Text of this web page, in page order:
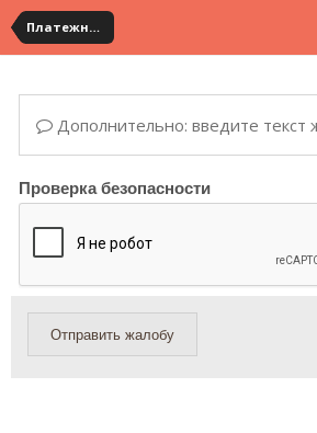
Платежная система ALIPAY и оплата банковскими картами
Дополнительно: введите текст
Проверка безопасности
Отправить жалобу